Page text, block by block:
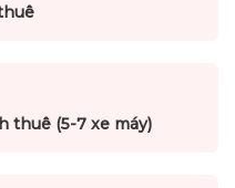
thuê (5-7 xe máy)